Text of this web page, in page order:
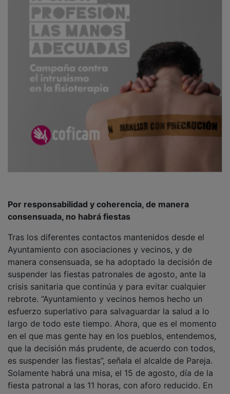
consensuada, no habrá fiestas
Ayuntamiento con asociaciones y vecinos, y de
manera consensuada, se ha adoptado la decisión de
suspender las fiestas patronales de agosto, ante la
crisis sanitaria que continúa y para evitar cualquier
rebrote. “Ayuntamiento y vecinos hemos hecho un
esfuerzo superlativo para salvaguardar la salud a lo
largo de todo este tiempo. Ahora, que es el momento
en el que mas gente hay en los pueblos, entendemos,
que la decisión más prudente, de acuerdo con todos,
es suspender las fiestas”, señala el alcalde de Pareja.
Solamente habrá una misa, el 15 de agosto, día de la
fiesta patronal a las 11 horas, con aforo reducido. En
este mismo sentido, se ha acordado la no